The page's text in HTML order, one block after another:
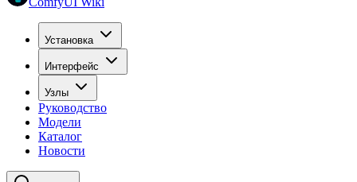
Установка
Интерфейс
Узлы
Руководство
Модели
Каталог
Новости